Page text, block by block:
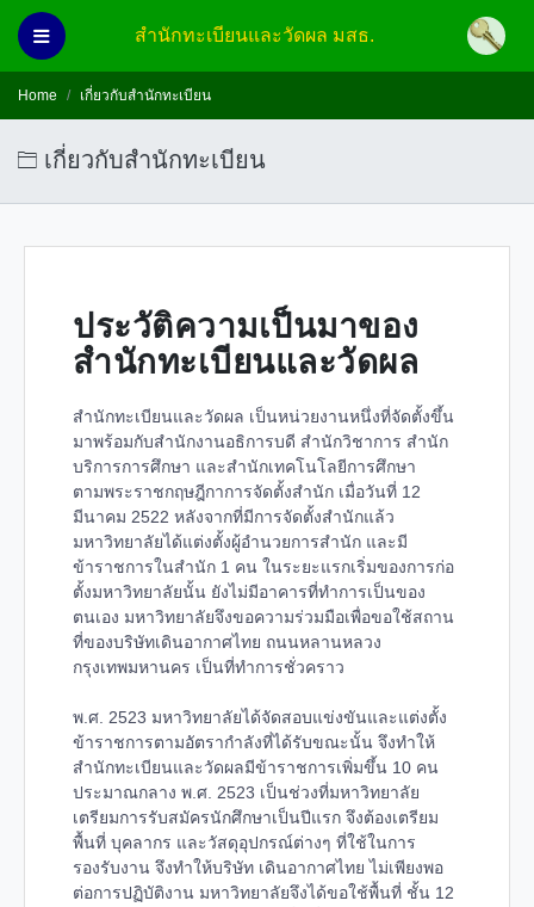
สำนักทะเบียนและวัดผล มสธ.
Home เกี่ยวกับสำนักทะเบียน
เกี่ยวกับสำนักทะเบียน
ประวัติความเป็นมาของ
สำนักทะเบียนและวัดผล
สำนักทะเบียนและวัดผล เป็นหน่วยงานหนึ่งที่จัดตั้งขึ้น
มาพร้อมกับสำนักงานอธิการบดี สำนักวิชาการ สำนัก
บริการการศึกษา และสำนักเทคโนโลยีการศึกษา
ตามพระราชกฤษฎีกาการจัดตั้งสำนัก เมื่อวันที่ 12
มีนาคม 2522 หลังจากที่มีการจัดตั้งสำนักแล้ว
มหาวิทยาลัยได้แต่งตั้งผู้อำนวยการสำนัก และมี
ข้าราชการในสำนัก 1 คน ในระยะแรกเริ่มของการก่อ
ตั้งมหาวิทยาลัยนั้น ยังไม่มีอาคารที่ทำการเป็นของ
ตนเอง มหาวิทยาลัยจึงขอความร่วมมือเพื่อขอใช้สถาน
ที่ของบริษัทเดินอากาศไทย ถนนหลานหลวง
กรุงเทพมหานคร เป็นที่ทำการชั่วคราว
พ.ศ. 2523 มหาวิทยาลัยได้จัดสอบแข่งขันและแต่งตั้ง
ข้าราชการตามอัตรากำลังที่ได้รับขณะนั้น จึงทำให้
สำนักทะเบียนและวัดผลมีข้าราชการเพิ่มขึ้น 10 คน
ประมาณกลาง พ.ศ. 2523 เป็นช่วงที่มหาวิทยาลัย
เตรียมการรับสมัครนักศึกษาเป็นปีแรก จึงต้องเตรียม
พื้นที่ บุคลากร และวัสดุอุปกรณ์ต่างๆ ที่ใช้ในการ
รองรับงาน จึงทำให้บริษัท เดินอากาศไทย ไม่เพียงพอ
ต่อการปฏิบัติงาน มหาวิทยาลัยจึงได้ขอใช้พื้นที่ ชั้น 12